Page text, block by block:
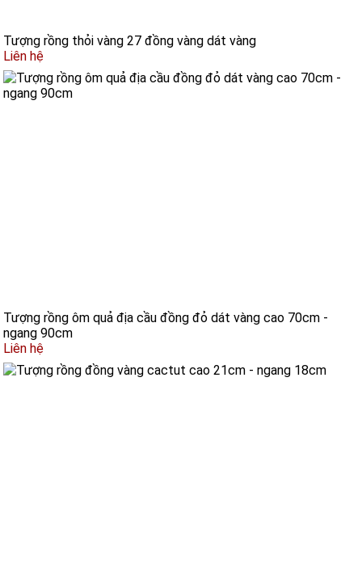
Tượng rồng thỏi vàng 27 đồng vàng dát vàng
Liên hệ
Tượng rồng ôm quả địa cầu đồng đỏ dát vàng cao 70cm -
ngang 90cm
Liên hệ